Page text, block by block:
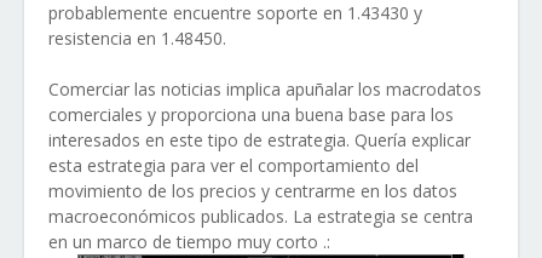
probablemente encuentre soporte en 1.43430 y
resistencia en 1.48450.
Comerciar las noticias implica apuñalar los macrodatos
comerciales y proporciona una buena base para los
interesados ​​en este tipo de estrategia. Quería explicar
esta estrategia para ver el comportamiento del
movimiento de los precios y centrarme en los datos
macroeconómicos publicados. La estrategia se centra
en un marco de tiempo muy corto .: